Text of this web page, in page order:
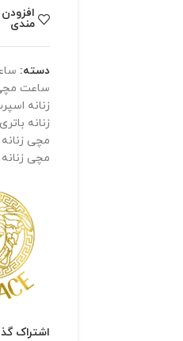
مندی
دسته:
ساعت
زنانه
زنانه
مچی
مچی
اشتراک